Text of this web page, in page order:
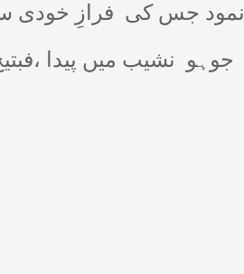
نمود جس کی فرازِ خودی
جوہو
نشیب میں پیدا